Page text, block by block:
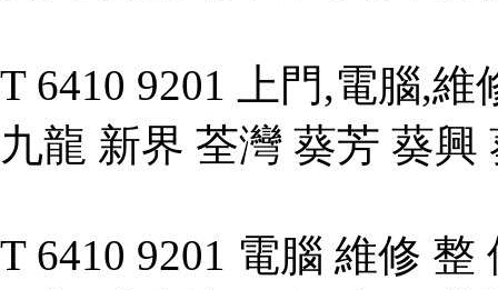
T 6410 9201 上門,電腦,
九龍 新界 荃灣 葵芳 葵興
T 6410 9201 電腦 維修